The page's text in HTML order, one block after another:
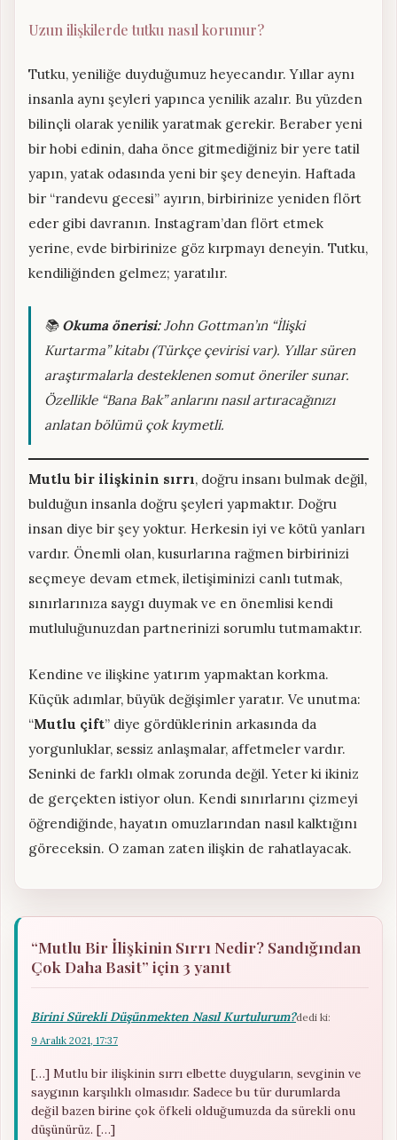
Uzun ilişkilerde tutku nasıl korunur?
Tutku, yeniliğe duyduğumuz heyecandır. Yıllar aynı
insanla aynı şeyleri yapınca yenilik azalır. Bu yüzden
bilinçli olarak yenilik yaratmak gerekir. Beraber yeni
bir hobi edinin, daha önce gitmediğiniz bir yere tatil
yapın, yatak odasında yeni bir şey deneyin. Haftada
bir “randevu gecesi” ayırın, birbirinize yeniden flört
eder gibi davranın. Instagram’dan flört etmek
yerine, evde birbirinize göz kırpmayı deneyin. Tutku,
kendiliğinden gelmez; yaratılır.
📚 Okuma önerisi:John Gottman’ın “İlişki
Kurtarma” kitabı (Türkçe çevirisi var). Yıllar süren
araştırmalarla desteklenen somut öneriler sunar.
Özellikle “Bana Bak” anlarını nasıl artıracağınızı
anlatan bölümü çok kıymetli.
Mutlu bir ilişkinin sırrı, doğru insanı bulmak değil,
bulduğun insanla doğru şeyleri yapmaktır. Doğru
insan diye bir şey yoktur. Herkesin iyi ve kötü yanları
vardır. Önemli olan, kusurlarına rağmen birbirinizi
seçmeye devam etmek, iletişiminizi canlı tutmak,
sınırlarınıza saygı duymak ve en önemlisi kendi
mutluluğunuzdan partnerinizi sorumlu tutmamaktır.
Kendine ve ilişkine yatırım yapmaktan korkma.
Küçük adımlar, büyük değişimler yaratır. Ve unutma:
“Mutlu çift” diye gördüklerinin arkasında da
yorgunluklar, sessiz anlaşmalar, affetmeler vardır.
Seninki de farklı olmak zorunda değil. Yeter ki ikiniz
de gerçekten istiyor olun. Kendi sınırlarını çizmeyi
öğrendiğinde, hayatın omuzlarından nasıl kalktığını
göreceksin. O zaman zaten ilişkin de rahatlayacak.
“Mutlu Bir İlişkinin Sırrı Nedir? Sandığından
Çok Daha Basit” için 3 yanıt
Birini Sürekli Düşünmekten Nasıl Kurtulurum?dedi ki:
9 Aralık 2021, 17:37
[…] Mutlu bir ilişkinin sırrı elbette duyguların, sevginin ve
saygının karşılıklı olmasıdır. Sadece bu tür durumlarda
değil bazen birine çok öfkeli olduğumuzda da sürekli onu
düşünürüz. […]